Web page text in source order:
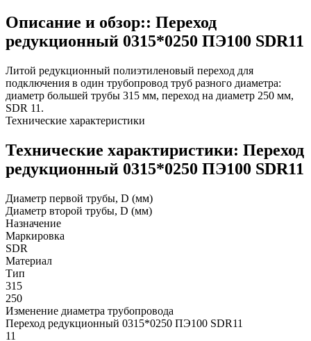
Описание и обзор:: Переход
редукционный 0315*0250 ПЭ100 SDR11
Литой редукционный полиэтиленовый переход для
подключения в один трубопровод труб разного диаметра:
диаметр большей трубы 315 мм, переход на диаметр 250 мм,
SDR 11.
Технические характеристики
Технические характиристики: Переход
редукционный 0315*0250 ПЭ100 SDR11
Диаметр первой трубы, D (мм)
Диаметр второй трубы, D (мм)
Назначение
Маркировка
SDR
Материал
Тип
315
250
Изменение диаметра трубопровода
Переход редукционный 0315*0250 ПЭ100 SDR11
11